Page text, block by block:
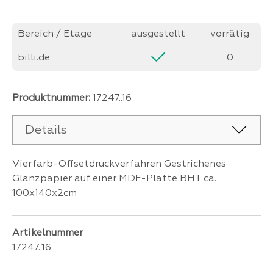
Bereich / Etage ausgestellt vorrätig
billi.de 0
Produktnummer: 17247..16
Details
Vierfarb-Offsetdruckverfahren Gestrichenes
Glanzpapier auf einer MDF-Platte BHT ca.
100x140x2cm
Artikelnummer
17247..16